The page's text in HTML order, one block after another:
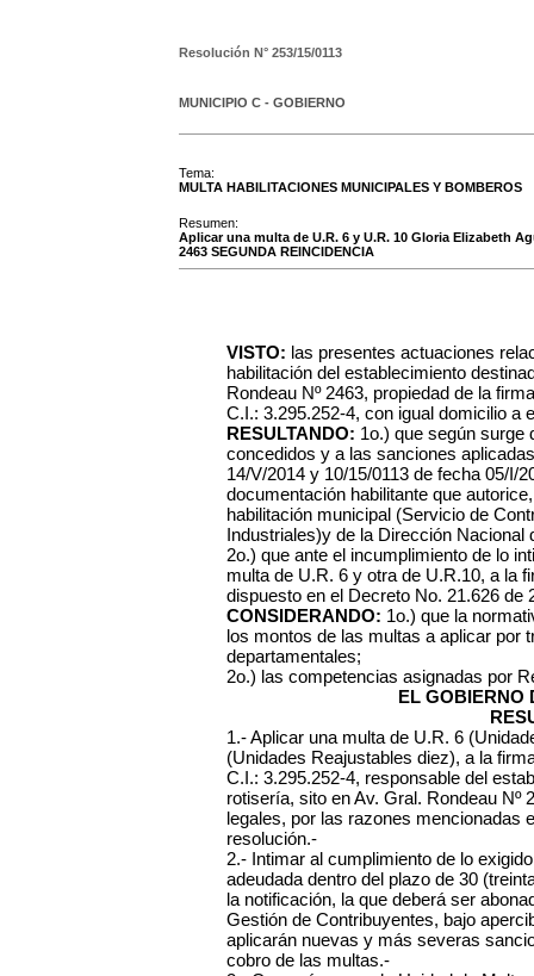
Resolución N° 253/15/0113
MUNICIPIO C - GOBIERNO
Tema:
MULTA HABILITACIONES MUNICIPALES Y BOMBEROS
Resumen:
Aplicar una multa de U.R. 6 y U.R. 10 Gloria Elizabeth
2463 SEGUNDA REINCIDENCIA
VISTO: las presentes actuaciones
habilitación del establecimiento
Rondeau Nº 2463, propiedad de la
C.I.: 3.295.252-4, con igual domicilio a
RESULTANDO: 1o.) que según surge
concedidos y a las sanciones
14/V/2014 y 10/15/0113 de fecha 05/I/
documentación habilitante que
habilitación municipal (Servicio de
Industriales)y de la Dirección
2o.) que ante el incumplimiento de lo
multa de U.R. 6 y otra de U.R.10, a la
dispuesto en el Decreto No. 21.626 de
CONSIDERANDO: 1o.) que la
los montos de las multas a aplicar por
departamentales;
2o.) las competencias asignadas por
EL GOBIERNO
1.- Aplicar una multa de U.R. 6
(Unidades Reajustables diez), a la
C.I.: 3.295.252-4, responsable del
rotisería, sito en Av. Gral. Rondeau Nº
legales, por las razones mencionadas
resolución.-
2.- Intimar al cumplimiento de lo
adeudada dentro del plazo de 30
la notificación, la que deberá ser
Gestión de Contribuyentes, bajo
aplicarán nuevas y más severas
cobro de las multas.-